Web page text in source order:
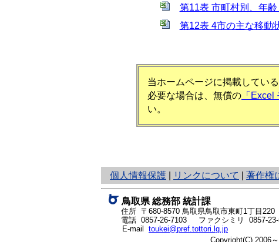
第11表 市町村別、年
第12表 4市の主な移動
当ホームページに掲載してい
必要な場合は、無償の 「Excel
い。
個人情報保護
と
り
ネ
ッ
ト
へ
リンクについて 著作権
鳥取県 総務部 統計課
住所 〒680-8570 鳥取県鳥取市東町1丁目220
電話 0857-26-7103
ファクシミリ 0857-
E-mail toukei@pref.tottori.lg.jp
Copyright(C) 2006